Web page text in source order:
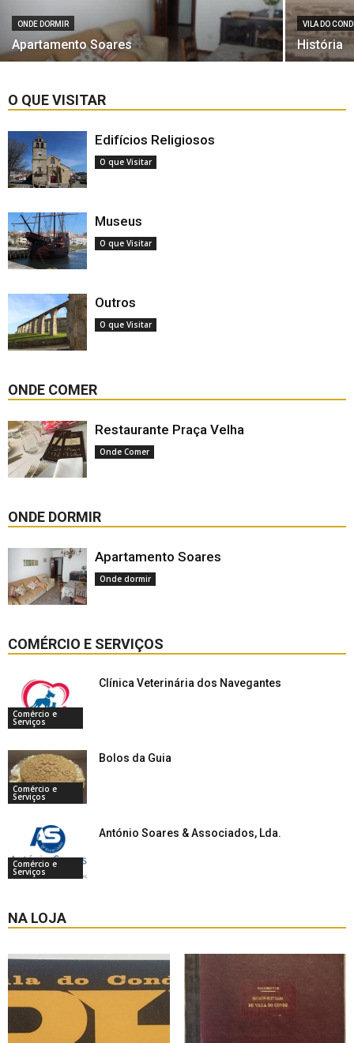
ONDE DORMIR
Apartamento Soares
VILA DO
História
O QUE VISITAR
Edifícios Religiosos
O que Visitar
Museus
O que Visitar
Outros
O que Visitar
ONDE COMER
Restaurante Praça Velha
Onde Comer
ONDE DORMIR
Apartamento Soares
Onde dormir
COMÉRCIO E SERVIÇOS
Comércio e
Serviços
Clínica Veterinária dos Navegantes
Comércio e
Serviços
Bolos da Guia
Comércio e
Serviços
António Soares & Associados, Lda.
NA LOJA